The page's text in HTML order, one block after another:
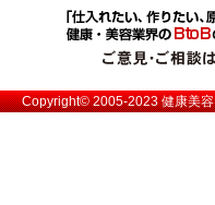
Copyright© 2005-2023健康美